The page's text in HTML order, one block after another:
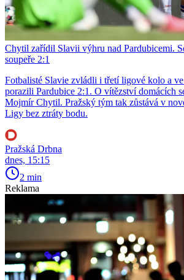
Chytil zařídil Slavii výhru nad Pardubicemi.
soupeře 2:1
Fotbalisté Slavie zvládli i třetí ligové kolo a
porazili Pardubice 2:1. O vítězství domácích
Mojmír Chytil. Pražský tým tak zůstává v
Ligy bez ztráty bodu.
Pražská Drbna
dnes, 15:15
2 min
Reklama